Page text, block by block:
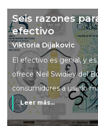
Seis razones
efectivo
Viktoria Dijakovic
El efectivo es genial, y
ofrece Neil Swidley del
consumidores a usarlo
Leer más...